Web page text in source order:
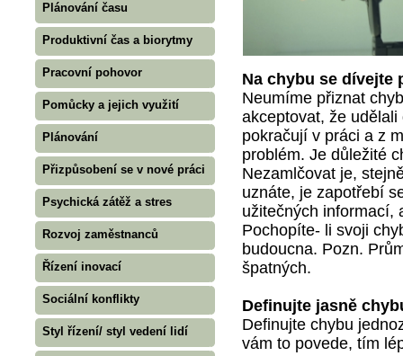
Plánování času
Produktivní čas a biorytmy
Pracovní pohovor
Pomůcky a jejich využití
Plánování
Přizpůsobení se v nové práci
Psychická zátěž a stres
Rozvoj zaměstnanců
Řízení inovací
Sociální konflikty
Styl řízení/ styl vedení lidí
Na chybu se dívejte
Neumíme přiznat
akceptovat, že
pokračují v práci a z
problém. Je důležité
Nezamlčovat je,
uznáte, je zapotřebí
užitečných informací,
Pochopíte- li svoji
budoucna. Pozn.
špatných.
Definujte jasně
Definujte chybu
vám to povede, tím